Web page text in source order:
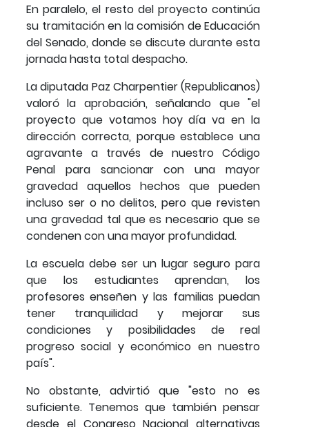
En paralelo, el resto del proyecto continúa
su tramitación en la comisión de Educación
del Senado, donde se discute durante esta
jornada hasta total despacho.
La diputada Paz Charpentier (Republicanos)
valoró la aprobación, señalando que "el
proyecto que votamos hoy día va en la
dirección correcta, porque establece una
agravante a través de nuestro Código
Penal para sancionar con una mayor
gravedad aquellos hechos que pueden
incluso ser o no delitos, pero que revisten
una gravedad tal que es necesario que se
condenen con una mayor profundidad.
La escuela debe ser un lugar seguro para
que los estudiantes aprendan, los
profesores enseñen y las familias puedan
tener tranquilidad y mejorar sus
condiciones y posibilidades de real
progreso social y económico en nuestro
país".
No obstante, advirtió que "esto no es
suficiente. Tenemos que también pensar
desde el Congreso Nacional alternativas